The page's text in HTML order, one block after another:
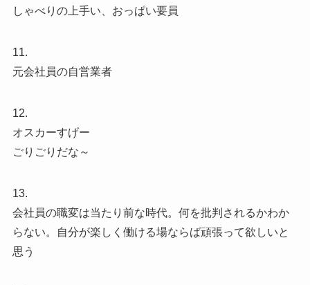
しゃべりの上手い、おっぱい要員
11.
元会社員の自営業者
12.
オスカーすげー
ごりごりだな～
13.
会社員の職変は当たり前な時代。何を批判されるかわか
らない。自分が楽しく働ける場ならば頑張って欲しいと
思う